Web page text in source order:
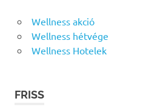
Wellness akció
Wellness hétvége
Wellness Hotelek
FRISS